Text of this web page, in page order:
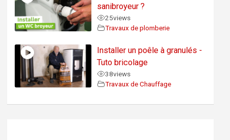
sanibroyeur ?
25views
Travaux de plomberie
Installer un poêle à granulés -
Tuto bricolage
38views
Travaux de Chauffage